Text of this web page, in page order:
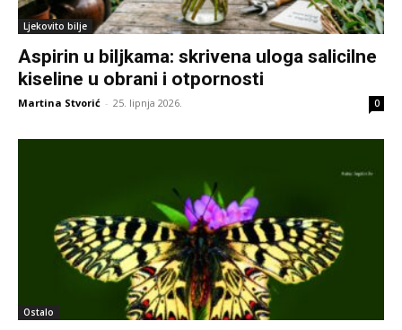
Ljekovito bilje
Aspirin u biljkama: skrivena uloga salicilne
kiseline u obrani i otpornosti
Martina Stvorić - 25. lipnja 2026. 0
Ostalo